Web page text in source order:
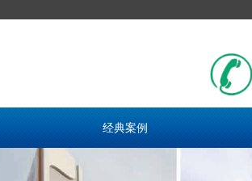
经典案例